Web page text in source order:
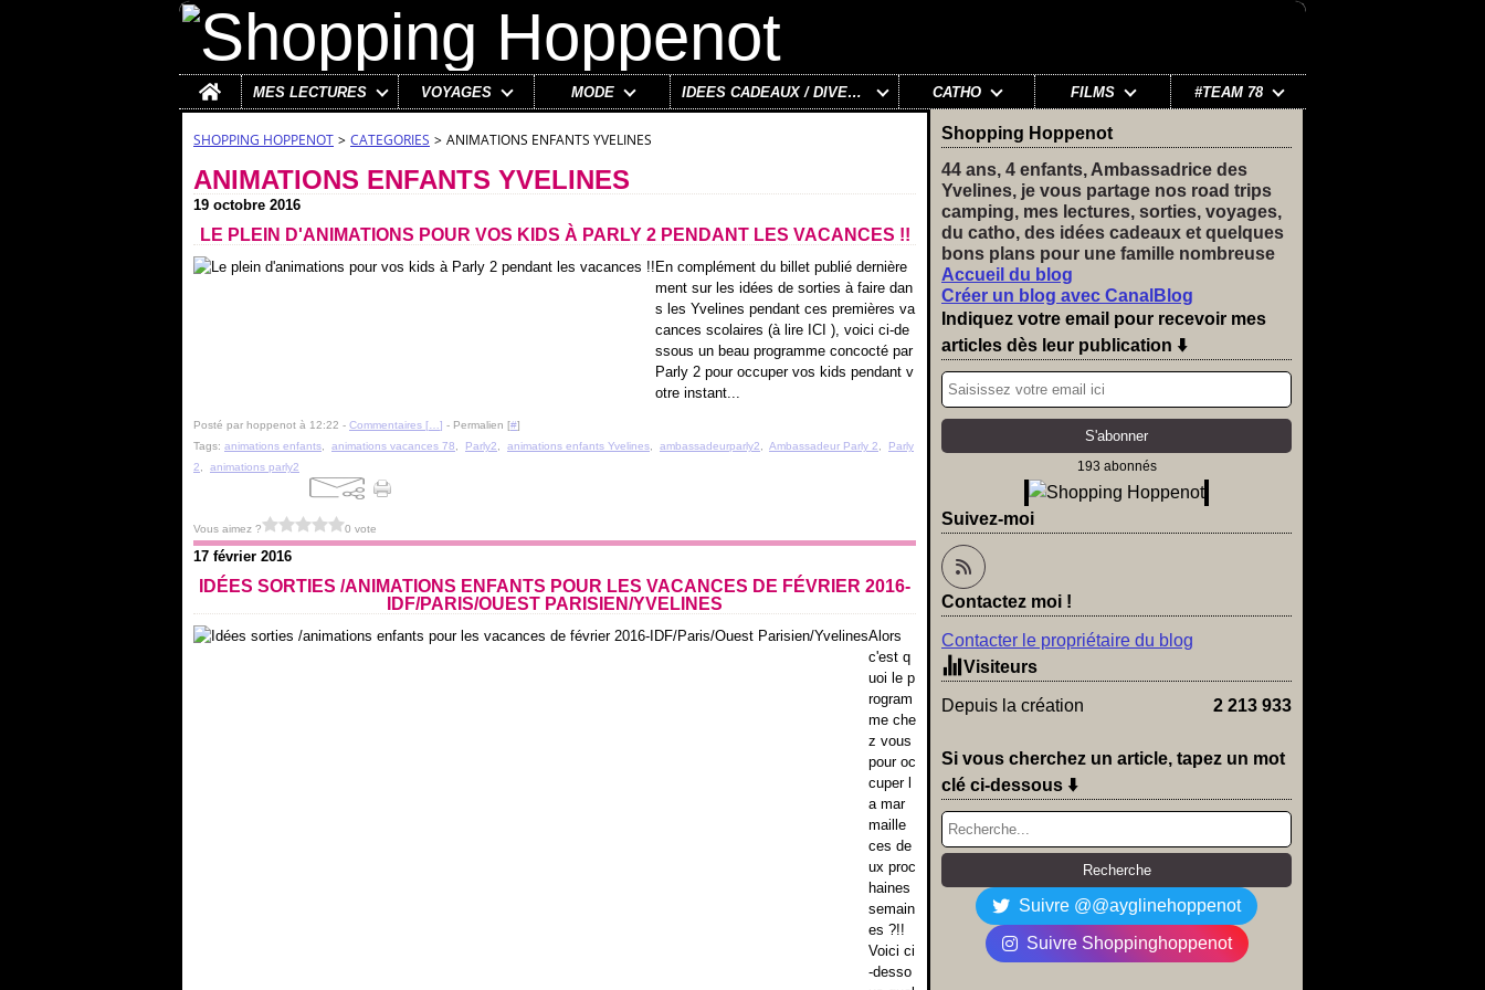
Home
MES LECTURES VOYAGES MODE IDÉES CADEAUX / DIVERS CATHO FILMS #TEAM 78
SHOPPING HOPPENOT > CATEGORIES > ANIMATIONS ENFANTS YVELINES
ANIMATIONS ENFANTS YVELINES
19 octobre 2016
LE PLEIN D'ANIMATIONS POUR VOS KIDS À PARLY 2 PENDANT LES VACANCES !!
En complément du billet publié dernière
ment sur les idées de sorties à faire dan
s les Yvelines pendant ces premières va
cances scolaires (à lire ICI ), voici ci-de
ssous un beau programme concocté par
Parly 2 pour occuper vos kids pendant v
otre instant...
Posté par hoppenot à 12:22 - Commentaires [ ] - Permalien [#]
Tags: animations enfants animations vacances 78 Parly2 animations enfants Yvelines ambassadeurparly2 Ambassadeur Parly 2
Parly
2
animations parly2
Vous aimez ? 0 vote
17 février 2016
IDÉES SORTIES /ANIMATIONS ENFANTS POUR LES VACANCES DE FÉVRIER 2016-
IDF/PARIS/OUEST PARISIEN/YVELINES
Alors
c'est q
uoi le p
rogram
me che
z vous
pour oc
cuper l
a mar
maille
ces de
ux proc
haines
semain
es ?!!
Voici ci
-desso
Shopping Hoppenot
44 ans, 4 enfants, Ambassadrice des
Yvelines, je vous partage nos road trips
camping, mes lectures, sorties, voyages,
du catho, des idées cadeaux et quelques
bons plans pour une famille nombreuse
Accueil du blog
Créer un blog avec CanalBlog
Indiquez votre email pour recevoir mes
articles dès leur publication ⬇️
193 abonnés
Suivez-moi
Contactez moi !
Contacter le propriétaire du blog
Visiteurs
Depuis la création 2 213 933
Si vous cherchez un article, tapez un mot
clé ci-dessous ⬇️
Suivre @@ayglinehoppenot
Suivre Shoppinghoppenot